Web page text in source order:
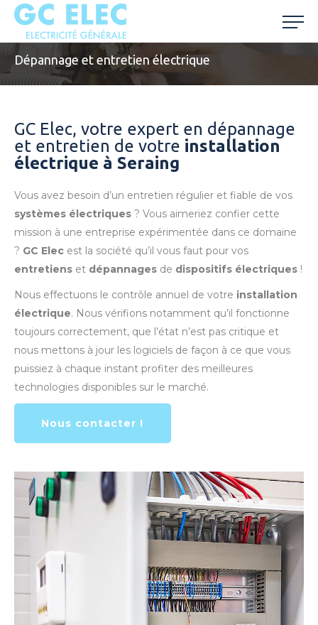
Dépannage et entretien électrique
GC Elec, votre expert en dépannage
et entretien de votre installation
électrique à Seraing
Vous avez besoin d’un entretien régulier et fiable de vos
systèmes électriques ? Vous aimeriez confier cette
mission à une entreprise expérimentée dans ce domaine
? GC Elec est la société qu’il vous faut pour vos
entretiens et dépannages de dispositifs électriques !
Nous effectuons le contrôle annuel de votre installation
électrique. Nous vérifions notamment qu’il fonctionne
toujours correctement, que l’état n’est pas critique et
nous mettons à jour les logiciels de façon à ce que vous
puissiez à chaque instant profiter des meilleures
technologies disponibles sur le marché.
Nous contacter !